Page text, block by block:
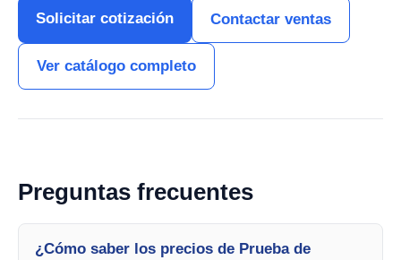
Solicitar cotización Contactar ventas
Ver catálogo completo
Preguntas frecuentes
¿Cómo saber los precios de Prueba de